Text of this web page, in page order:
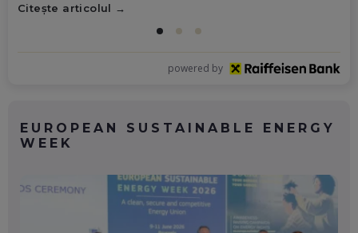
Citește articolul
powered by
EUROPEAN SUSTAINABLE ENERGY
WEEK